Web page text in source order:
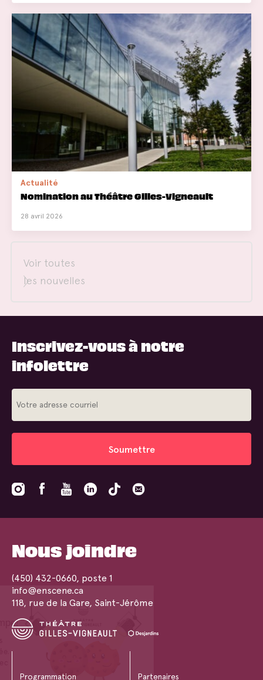
Actualité
Nomination au Théâtre Gilles-Vigneault
28 avril 2026
Voir toutes
les nouvelles
Inscrivez-vous à notre
infolettre
Soumettre
Nous joindre
(450) 432-0660, poste 1
info@enscene.ca
118, rue de la Gare, Saint-Jérôme
Programmation Partenaires